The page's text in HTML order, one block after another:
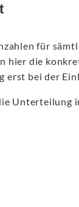
für
hier die
erst bei der
Unterteilung